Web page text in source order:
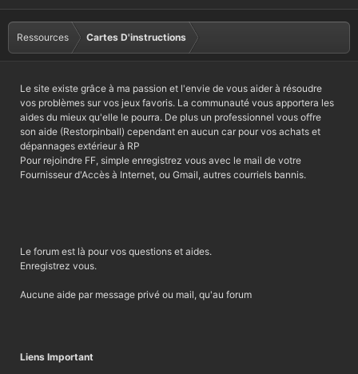
Ressources Cartes D'instructions
Le site existe grâce à ma passion et l'envie de vous aider à résoudre
vos problèmes sur vos jeux favoris. La communauté vous apportera les
aides du mieux qu'elle le pourra. De plus un professionnel vous offre
son aide (Restorpinball) cependant en aucun car pour vos achats et
dépannages extérieur à RP
Pour rejoindre FF, simple enregistrez vous avec le mail de votre
Fournisseur d'Accès à Internet, ou Gmail, autres courriels bannis.
Le forum est là pour vos questions et aides.
Enregistrez vous.
Aucune aide par message privé ou mail, qu'au forum
Liens Important